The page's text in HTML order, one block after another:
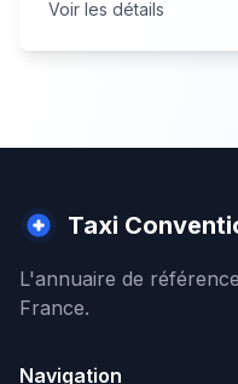
Voir les détails
Taxi
L'annuaire de
France.
Navigation